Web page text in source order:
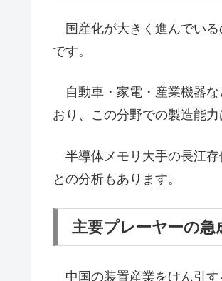
国産化が大きく進んでいる
です。
自動車・家電・産業機器な
おり、この分野での製造能
半導体メモリ大手の長江存
との分析もあります。
主要プレーヤーの急
中国の装置産業をけん引す